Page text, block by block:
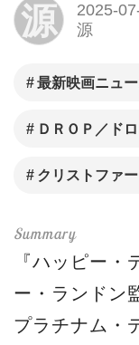
源
2025-
源
最新映画ニュ
ＤＲＯＰ／ド
クリストファ
『ハッピー
ー・ランドン
プラチナム・